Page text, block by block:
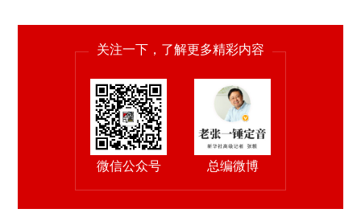
关注一下，了解更多精彩内容
微信公众号 总编微博